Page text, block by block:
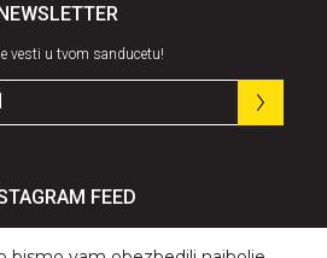
vesti u tvom sanducetu!
FEED